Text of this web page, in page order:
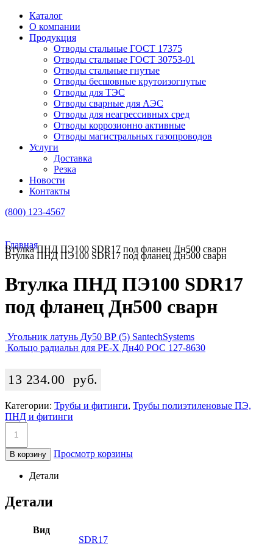
Каталог
О компании
Продукция
Отводы стальные ГОСТ 17375
Отводы стальные ГОСТ 30753-01
Отводы стальные гнутые
Отводы бесшовные крутоизогнутые
Отводы для ТЭС
Отводы сварные для АЭС
Отводы для неагрессивных сред
Отводы коррозионно активные
Отводы магистральных газопроводов
Услуги
Доставка
Резка
Новости
Контакты
(800) 123-4567
Главная
Втулка ПНД ПЭ100 SDR17 под фланец Дн500 сварн
Втулка ПНД ПЭ100 SDR17 под фланец Дн500 сварн
Втулка ПНД ПЭ100 SDR17
под фланец Дн500 сварн
Угольник латунь Ду50 ВР (5) SantechSystems
Кольцо радиальн для PE-X Дн40 РОС 127-8630
13 234.00 руб.
Категории: Трубы и фитинги, Трубы полиэтиленовые ПЭ,
ПНД и фитинги
В корзину Просмотр корзины
Детали
Детали
Вид
SDR17